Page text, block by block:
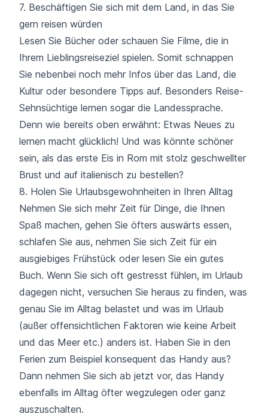
7. Beschäftigen Sie sich mit dem Land, in das Sie
gern reisen würden
Lesen Sie Bücher oder schauen Sie Filme, die in
Ihrem Lieblingsreiseziel spielen. Somit schnappen
Sie nebenbei noch mehr Infos über das Land, die
Kultur oder besondere Tipps auf. Besonders Reise-
Sehnsüchtige lernen sogar die Landessprache.
Denn wie bereits oben erwähnt: Etwas Neues zu
lernen macht glücklich! Und was könnte schöner
sein, als das erste Eis in Rom mit stolz geschwellter
Brust und auf italienisch zu bestellen?
8. Holen Sie Urlaubsgewohnheiten in Ihren Alltag
Nehmen Sie sich mehr Zeit für Dinge, die Ihnen
Spaß machen, gehen Sie öfters auswärts essen,
schlafen Sie aus, nehmen Sie sich Zeit für ein
ausgiebiges Frühstück oder lesen Sie ein gutes
Buch. Wenn Sie sich oft gestresst fühlen, im Urlaub
dagegen nicht, versuchen Sie heraus zu finden, was
genau Sie im Alltag belastet und was im Urlaub
(außer offensichtlichen Faktoren wie keine Arbeit
und das Meer etc.) anders ist. Haben Sie in den
Ferien zum Beispiel konsequent das Handy aus?
Dann nehmen Sie sich ab jetzt vor, das Handy
ebenfalls im Alltag öfter wegzulegen oder ganz
auszuschalten.